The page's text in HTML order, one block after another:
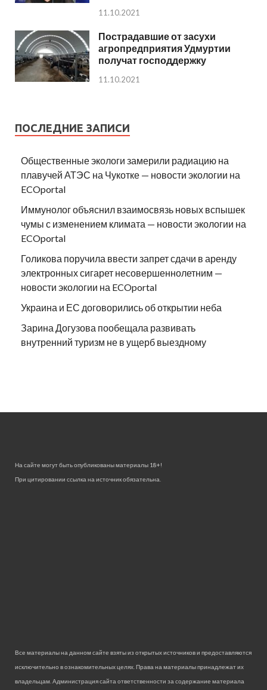
11.10.2021
Пострадавшие от засухи
агропредприятия Удмуртии
получат господдержку
11.10.2021
ПОСЛЕДНИЕ ЗАПИСИ
Общественные экологи замерили радиацию на
плавучей АТЭС на Чукотке — новости экологии на
ECOportal
Иммунолог объяснил взаимосвязь новых вспышек
чумы с изменением климата — новости экологии на
ECOportal
Голикова поручила ввести запрет сдачи в аренду
электронных сигарет несовершеннолетним —
новости экологии на ECOportal
Украина и ЕС договорились об открытии неба
Зарина Догузова пообещала развивать
внутренний туризм не в ущерб выездному
На сайте могут быть опубликованы материалы 18+!
При цитировании ссылка на источник обязательна.
Все материалы на данном сайте взяты из открытых источников и предоставляются
исключительно в ознакомительных целях. Права на материалы принадлежат их
владельцам. Администрация сайта ответственности за содержание материала